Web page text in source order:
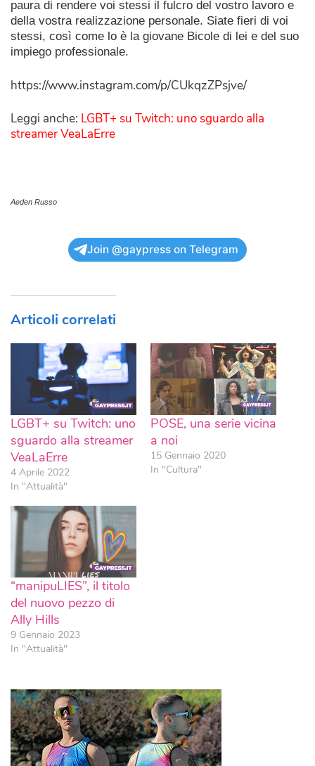
paura di rendere voi stessi il fulcro del vostro lavoro e
della vostra realizzazione personale. Siate fieri di voi
stessi, così come lo è la giovane Bicole di lei e del suo
impiego professionale.
https://www.instagram.com/p/CUkqzZPsjve/
Leggi anche: LGBT+ su Twitch: uno sguardo alla
streamer VeaLaErre
Aeden Russo
Join @gaypress on Telegram
Articoli correlati
LGBT+ su Twitch: uno
sguardo alla streamer
VeaLaErre
4 Aprile 2022
In "Attualità"
POSE, una serie vicina
a noi
15 Gennaio 2020
In "Cultura"
“manipuLIES”, il titolo
del nuovo pezzo di
Ally Hills
9 Gennaio 2023
In "Attualità"